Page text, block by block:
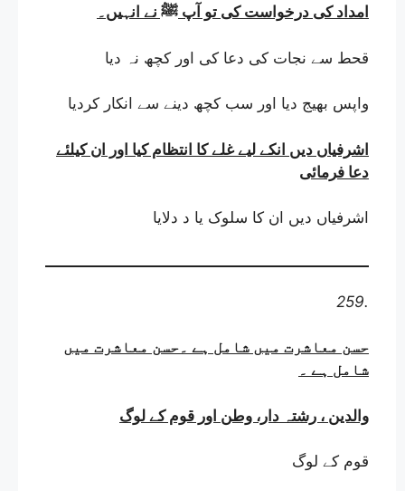
امداد کی درخواست کی تو آپ ﷺ نے انہیں۔
قحط سے نجات کی دعا کی اور کچھ نہ دیا
واپس بھیج دیا اور سب کچھ دینے سے انکار کردیا
اشرفیاں دیں انکے لیے غلے کا انتظام کیا اور ان کیلئے
دعا فرمائی
اشرفیاں دیں ان کا سلوک یا د دلایا
259.
حسن معاشرت میں شامل ہے ۔حسن معاشرت میں
شامل ہے ۔
والدین ، رشتہ دار، وطن اور قوم کے لوگ
قوم کے لوگ